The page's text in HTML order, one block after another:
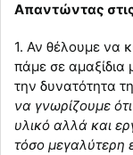
Απαντώντας
1. Αν θέλουμε να
πάμε σε αμαξίδια
την δυνατότητα
να γνωρίζουμε
υλικό αλλά και
τόσο μεγαλύτερη